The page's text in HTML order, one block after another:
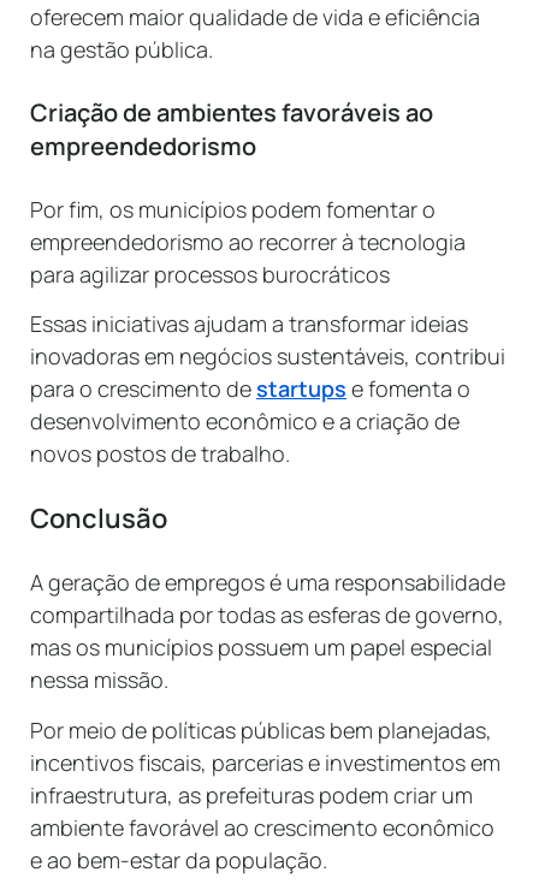
oferecem maior qualidade de vida e eficiência
na gestão pública.
Criação de ambientes favoráveis ao
empreendedorismo
Por fim, os municípios podem fomentar o
empreendedorismo ao recorrer à tecnologia
para agilizar processos burocráticos
Essas iniciativas ajudam a transformar ideias
inovadoras em negócios sustentáveis, contribui
para o crescimento destartups e fomenta o
desenvolvimento econômico e a criação de
novos postos de trabalho.
Conclusão
A geração de empregos é uma responsabilidade
compartilhada por todas as esferas de governo,
mas os municípios possuem um papel especial
nessa missão.
Por meio de políticas públicas bem planejadas,
incentivos fiscais, parcerias e investimentos em
infraestrutura, as prefeituras podem criar um
ambiente favorável ao crescimento econômico
e ao bem-estar da população.